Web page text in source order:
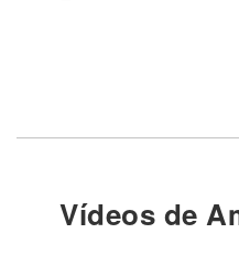
Vídeos de